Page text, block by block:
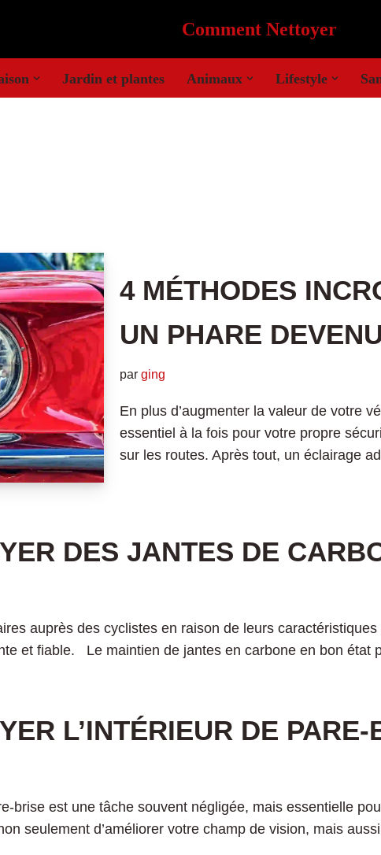
Comment Nettoyer
Jardin et plantes Animaux Lifestyle
4 MÉTHODES
UN PHARE
par ging
En plus d’augmenter la valeur de votre
essentiel à la fois pour votre propre
sur les routes. Après tout, un éclairage
DES JANTES DE
auprès des cyclistes en raison de leurs
et fiable. Le maintien de jantes en carbone en bon état
L’INTÉRIEUR DE PARE-
brise est une tâche souvent négligée, mais essentielle
seulement d’améliorer votre champ de vision, mais